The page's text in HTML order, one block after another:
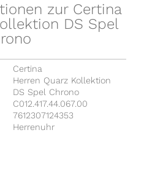
zur Certina
DS Spel
Certina
Herren Quarz Kollektion
DS Spel Chrono
C012.417.44.067.00
7612307124353
Herrenuhr